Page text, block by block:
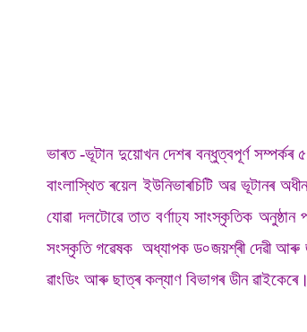
ভাৰত -ভূটান দুয়োখন দেশৰ বন্ধুত্বপূৰ্ণ সম্পৰ্কৰ
বাংলাস্থিত ৰয়েল ইউনিভাৰচিটি অৱ ভূটানৰ
যোৱা দলটোৱে তাত বৰ্ণাঢ্য সাংস্কৃতিক
সংস্কৃতি গৱেষক অধ্যাপক ড৹ জয়শ্ৰী দেৱী আৰু
ৱাংডিং আৰু ছাত্ৰ কল্যাণ বিভাগৰ ডীন ৱাইকেৰে।